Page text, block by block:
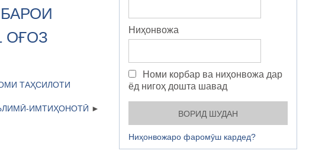
ОҒОЗ
ТАҲСИЛОТИ
ИМТИҲОНОТӢ
Ниҳонвожа
Номи корбар ва ниҳонвожа дар
ёд нигоҳ дошта шавад
Ниҳонвожаро фаромӯш кардед?